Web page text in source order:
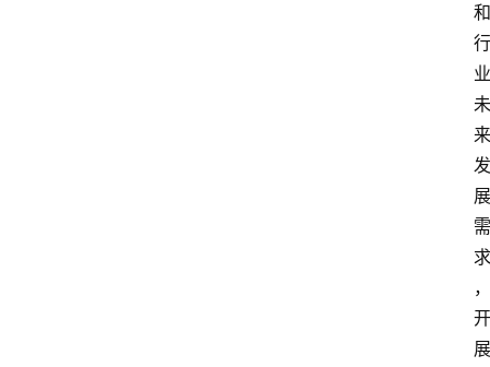
和
行
业
未
来
发
展
需
求
，
开
展